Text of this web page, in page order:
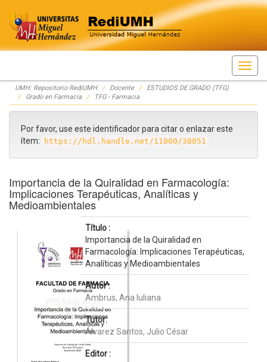
Skip
navigation
UMH: Repositorio RediUMH Docente
ESTUDIOS DE GRADO (TFG)
Grado en Farmacia
TFG - Farmacia
Por favor, use este identificador para citar o enlazar este
ítem:
https://hdl.handle.net/11000/38051
Importancia de la Quiralidad en Farmacología:
Implicaciones Terapéuticas, Analíticas y
Medioambientales
Título :
Importancia de la Quiralidad en
Farmacología: Implicaciones Terapéuticas,
Analíticas y Medioambientales
Autor :
Ambrus, Ana Iuliana
Tutor:
Álvarez Santos, Julio César
Editor :